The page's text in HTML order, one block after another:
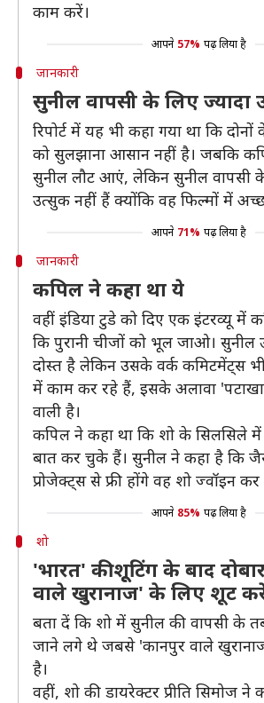
काम करें।
आपने 57% पढ़ लिया है
जानकारी
सुनील वापसी के लिए ज्यादा
रिपोर्ट में यह भी कहा गया था कि
को सुलझाना आसान नहीं है। जबकि
सुनील लौट आएं, लेकिन सुनील वापसी
उत्सुक नहीं हैं क्योंकि वह फिल्मों में
आपने 71% पढ़ लिया है
जानकारी
कपिल ने कहा था ये
वहीं इंडिया टुडे को दिए एक इंटरव्यू में
कि पुरानी चीजों को भूल जाओ। सुनील
दोस्त है लेकिन उसके वर्क कमिटमेंट्स
में काम कर रहे हैं, इसके अलावा
वाली है।
कपिल ने कहा था कि शो के सिलसिले
बात कर चुके हैं। सुनील ने कहा है कि
प्रोजेक्ट्स से फ्री होंगे वह शो ज्वॉइन
आपने 85% पढ़ लिया है
शो
'भारत' की शूूटिंग के बाद
वाले खुरानाज' के लिए शूट
बता दें कि शो में सुनील की वापसी के
जाने लगे थे जबसे 'कानपुर वाले
है।
वहीं, शो की डायरेक्टर प्रीति सिमोज ने